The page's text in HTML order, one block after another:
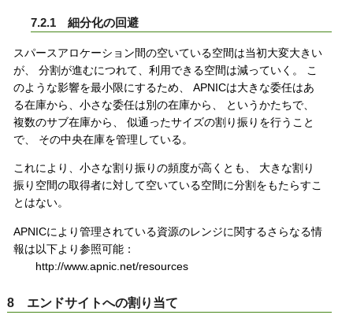
7.2.1 細分化の回避
スパースアロケーション間の空いている空間は当初大変大きい
が、 分割が進むにつれて、利用できる空間は減っていく。 こ
のような影響を最小限にするため、 APNICは大きな委任はあ
る在庫から、小さな委任は別の在庫から、 というかたちで、
複数のサブ在庫から、 似通ったサイズの割り振りを行うこと
で、 その中央在庫を管理している。
これにより、小さな割り振りの頻度が高くとも、 大きな割り
振り空間の取得者に対して空いている空間に分割をもたらすこ
とはない。
APNICにより管理されている資源のレンジに関するさらなる情
報は以下より参照可能：
http://www.apnic.net/resources
8 エンドサイトへの割り当て